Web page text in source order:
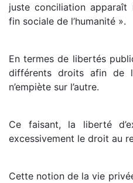
juste conciliation apparaît
fin sociale de l’humanité ».
En termes de libertés
différents droits afin de
n’empiète sur l’autre.
Ce faisant, la liberté
excessivement le droit au
Cette notion de la vie